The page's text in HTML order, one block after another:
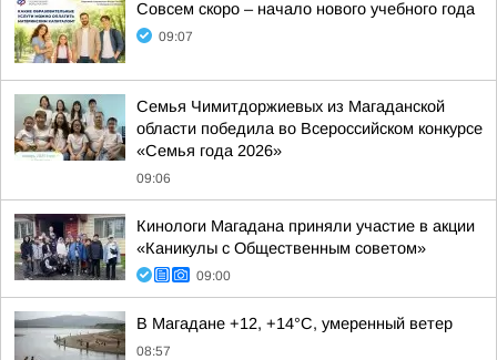
Совсем скоро – начало нового учебного года
09:07
Семья Чимитдоржиевых из Магаданской
области победила во Всероссийском конкурсе
«Семья года 2026»
09:06
Кинологи Магадана приняли участие в акции
«Каникулы с Общественным советом»
09:00
В Магадане +12, +14°C, умеренный ветер
08:57